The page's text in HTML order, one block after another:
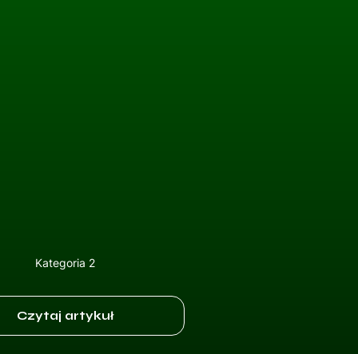
Kategoria 2
Czytaj artykuł